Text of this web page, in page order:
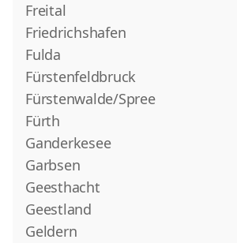
Freital
Friedrichshafen
Fulda
Fürstenfeldbruck
Fürstenwalde/Spree
Fürth
Ganderkesee
Garbsen
Geesthacht
Geestland
Geldern